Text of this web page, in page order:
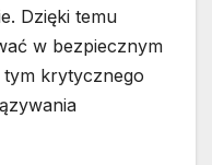
Dzięki temu
w bezpiecznym
krytycznego